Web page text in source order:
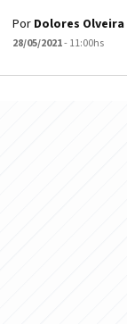
Por Dolores Olveira
28/05/2021- 11:00hs